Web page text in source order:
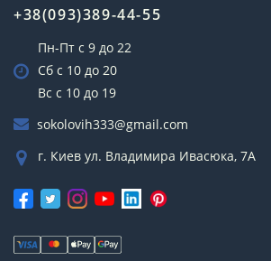
+38(093)389-44-55
Пн-Пт с 9 до 22
Сб с 10 до 20
Вс с 10 до 19
sokolovih333@gmail.com
г. Киев ул. Владимира Ивасюка, 7А